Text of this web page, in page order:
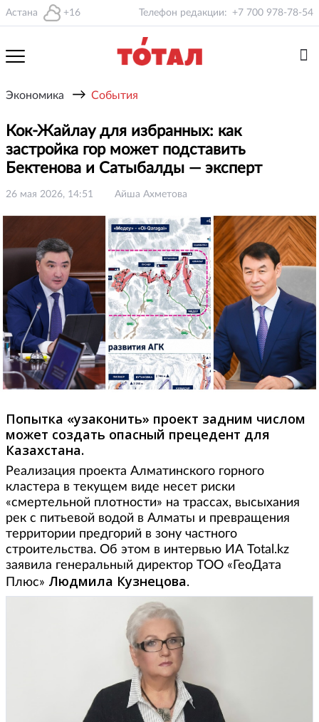
Астана +16 Телефон редакции: +7 700 978-78-54
Экономика → События
Кок-Жайлау для избранных: как
застройка гор может подставить
Бектенова и Сатыбалды — эксперт
26 мая 2026, 14:51 Айша Ахметова
Попытка «узаконить» проект задним числом
может создать опасный прецедент для
Казахстана.
Реализация проекта Алматинского горного
кластера в текущем виде несет риски
«смертельной плотности» на трассах, высыхания
рек с питьевой водой в Алматы и превращения
территории предгорий в зону частного
строительства. Об этом в интервью ИА Total.kz
заявила генеральный директор ТОО «ГеоДата
Плюс» Людмила Кузнецова.